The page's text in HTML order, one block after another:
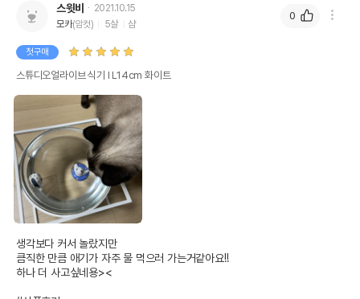
스윗비
2021.10.15
모카(암컷) 5살 샴
첫구매
스튜디오얼라이브 식기 Ⅰ L14cm 화이트
생각보다 커서 놀랐지만
큼직한 만큼 애기가 자주 물 먹으러 가는거같아요!!
하나 더 사고싶네용><
0